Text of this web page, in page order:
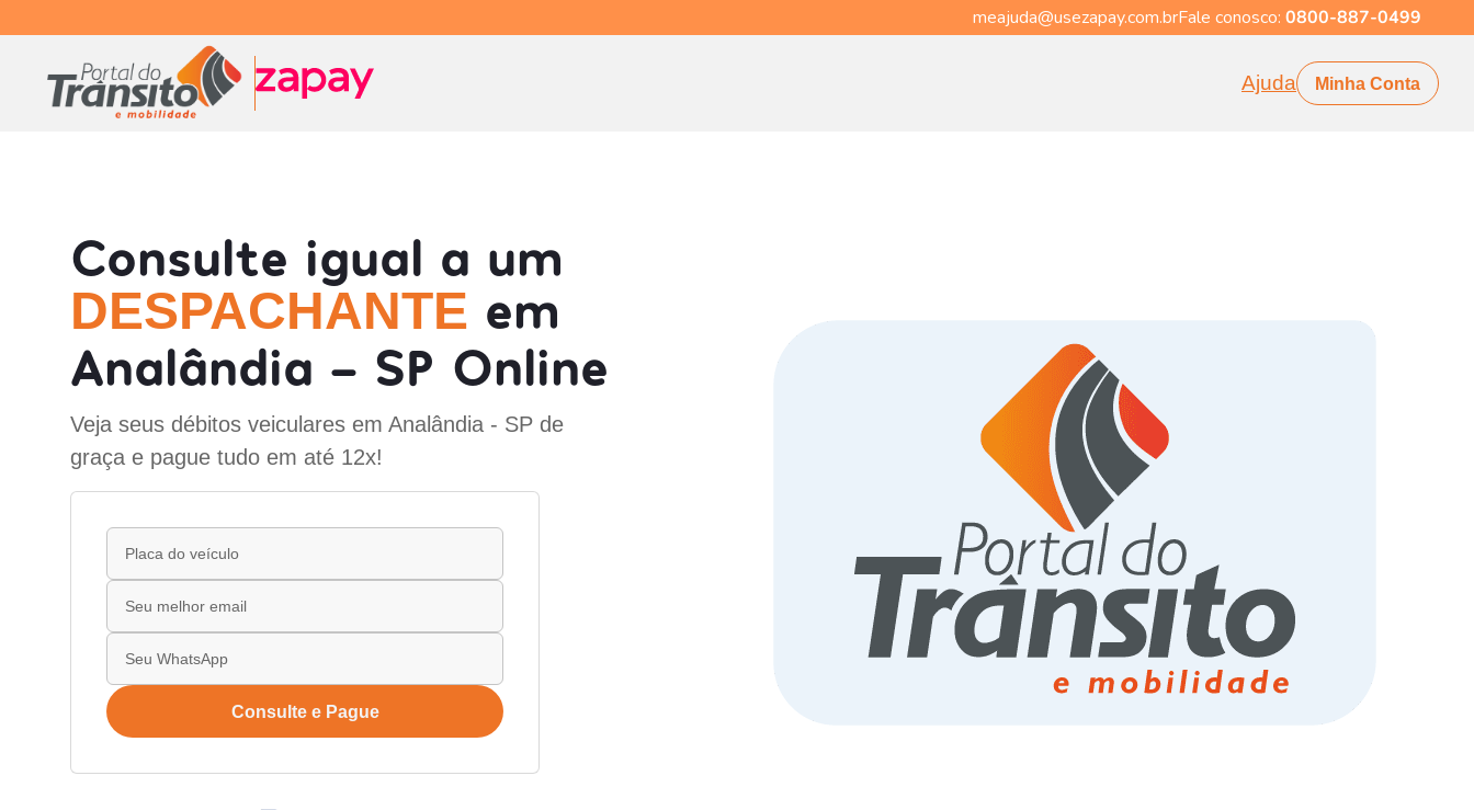
meajuda@usezapay.com.brFale conosco: 0800-887-0499
Ajuda Minha Conta
Consulte igual a um
DESPACHANTE em
Analândia - SP Online
Veja seus débitos veiculares em Analândia - SP de
graça e pague tudo em até 12x!
Consulte e Pague